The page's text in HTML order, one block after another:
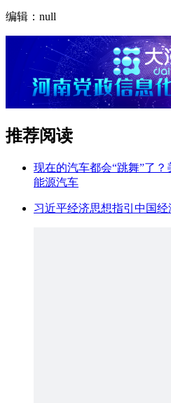
编辑：null
推荐阅读
现在的汽车都会“跳舞”了
能源汽车
习近平经济思想指引中国